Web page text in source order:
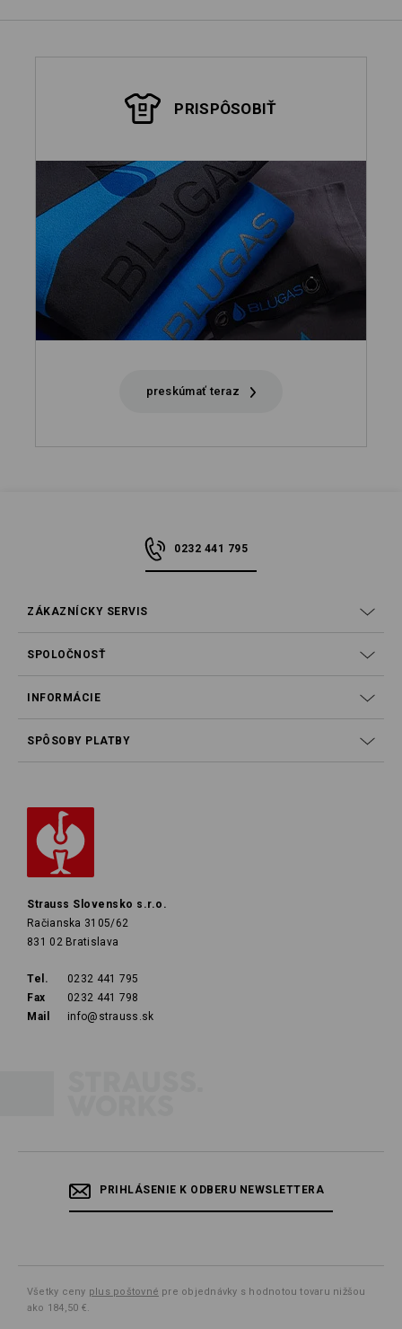
PRISPÔSOBIŤ
preskúmať teraz
0232 441 795
ZÁKAZNÍCKY SERVIS
SPOLOČNOSŤ
INFORMÁCIE
SPÔSOBY PLATBY
Strauss Slovensko s.r.o.
Račianska 3105/62
831 02 Bratislava
Tel.
0232 441 795
Fax
0232 441 798
Mail
info@strauss.sk
PRIHLÁSENIE K ODBERU NEWSLETTERA
Všetky ceny plus poštovné pre objednávky s hodnotou tovaru nižšou
ako 184,50 €.